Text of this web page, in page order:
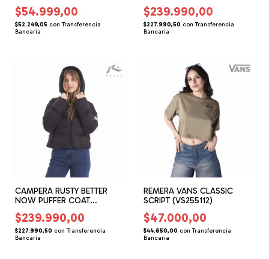
RANGLAN (BG165204)
$54.999,00
$52.249,05 con Transferencia
Bancaria
$239.990,00
$227.990,50 con Transferencia
Bancaria
CAMPERA RUSTY BETTER
NOW PUFFER COAT
(RG169504)
$239.990,00
$227.990,50 con Transferencia
Bancaria
REMERA VANS CLASSIC
SCRIPT (VS255112)
$47.000,00
$44.650,00 con Transferencia
Bancaria